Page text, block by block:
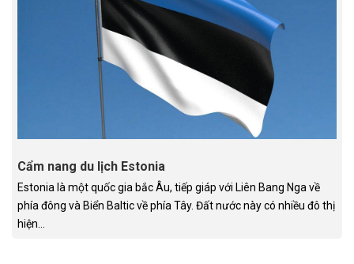
Cẩm nang du lịch Estonia
Estonia là một quốc gia bắc Âu, tiếp giáp với Liên Bang Nga về
phía đông và Biển Baltic về phía Tây. Đất nước này có nhiều đô thị
hiện...